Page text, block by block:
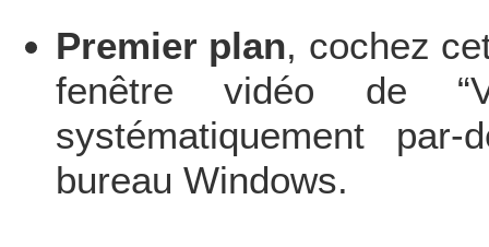
Premier plan, cochez
fenêtre vidéo de
systématiquement
bureau Windows.